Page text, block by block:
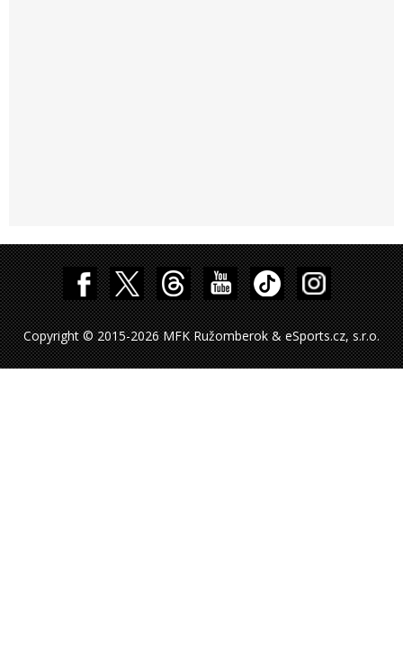
Copyright © 2015-2026 MFK Ružomberok & eSports.cz, s.r.o.